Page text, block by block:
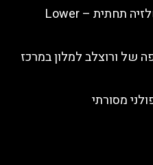
סיור מורוצלב ברחבי מחוז שלזיה תחתית – Lower
של ורוצלב למלון במרכז
מסורתי